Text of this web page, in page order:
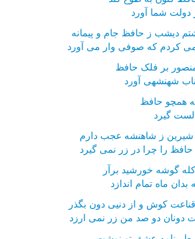
دولت شما آورد
دیشب ز حافظ جام و پیمانه
کردم که صوفی وار می آورد
بر فلک حافظ
شهنشهی آورد
همچو حافظ
گیرد
شیرین ز شاهنشه عجب دارم
را چرا در زر نمی گیرد
گوشه خورشید برآر
ماه تمام اندازد
کوش و از دنیی دون بگذر
دونان دو صد من زر نمی ارزد